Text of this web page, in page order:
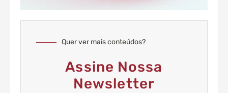
Quer ver mais conteúdos?
Assine Nossa
Newsletter